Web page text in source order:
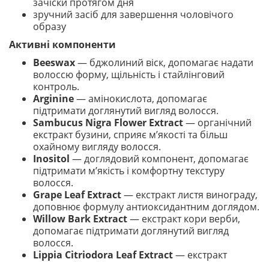
зручний засіб для завершення чоловічого
образу
Активні компоненти
Beeswax— бджолиний віск, допомагає надати
волоссю форму, щільність і стайлінговий
контроль.
Arginine— амінокислота, допомагає
підтримати доглянутий вигляд волосся.
Sambucus Nigra Flower Extract— органічний
екстракт бузини, сприяє м’якості та більш
охайному вигляду волосся.
Inositol — доглядовий компонент, допомагає
підтримати м’якість і комфортну текстуру
волосся.
Grape Leaf Extract— екстракт листя винограду,
доповнює формулу антиоксидантним доглядом.
Willow Bark Extract— екстракт кори верби,
допомагає підтримати доглянутий вигляд
волосся.
Lippia Citriodora Leaf Extract— екстракт